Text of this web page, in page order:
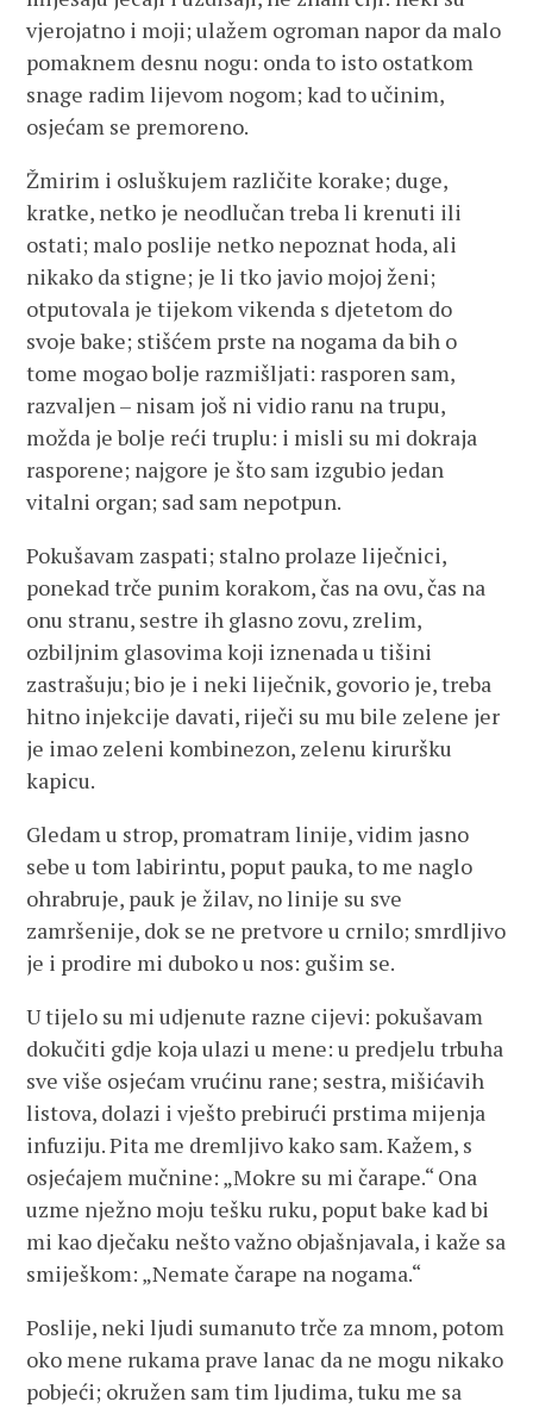
vjerojatno i moji; ulažem ogroman napor da malo
pomaknem desnu nogu: onda to isto ostatkom
snage radim lijevom nogom; kad to učinim,
osjećam se premoreno.
Žmirim i osluškujem različite korake; duge,
kratke, netko je neodlučan treba li krenuti ili
ostati; malo poslije netko nepoznat hoda, ali
nikako da stigne; je li tko javio mojoj ženi;
otputovala je tijekom vikenda s djetetom do
svoje bake; stišćem prste na nogama da bih o
tome mogao bolje razmišljati: rasporen sam,
razvaljen – nisam još ni vidio ranu na trupu,
možda je bolje reći truplu: i misli su mi dokraja
rasporene; najgore je što sam izgubio jedan
vitalni organ; sad sam nepotpun.
Pokušavam zaspati; stalno prolaze liječnici,
ponekad trče punim korakom, čas na ovu, čas na
onu stranu, sestre ih glasno zovu, zrelim,
ozbiljnim glasovima koji iznenada u tišini
zastrašuju; bio je i neki liječnik, govorio je, treba
hitno injekcije davati, riječi su mu bile zelene jer
je imao zeleni kombinezon, zelenu kiruršku
kapicu.
Gledam u strop, promatram linije, vidim jasno
sebe u tom labirintu, poput pauka, to me naglo
ohrabruje, pauk je žilav, no linije su sve
zamršenije, dok se ne pretvore u crnilo; smrdljivo
je i prodire mi duboko u nos: gušim se.
U tijelo su mi udjenute razne cijevi: pokušavam
dokučiti gdje koja ulazi u mene: u predjelu trbuha
sve više osjećam vrućinu rane; sestra, mišićavih
listova, dolazi i vješto prebirući prstima mijenja
infuziju. Pita me dremljivo kako sam. Kažem, s
osjećajem mučnine: „Mokre su mi čarape.“ Ona
uzme nježno moju tešku ruku, poput bake kad bi
mi kao dječaku nešto važno objašnjavala, i kaže sa
smiješkom: „Nemate čarape na nogama.“
Poslije, neki ljudi sumanuto trče za mnom, potom
oko mene rukama prave lanac da ne mogu nikako
pobjeći; okružen sam tim ljudima, tuku me sa